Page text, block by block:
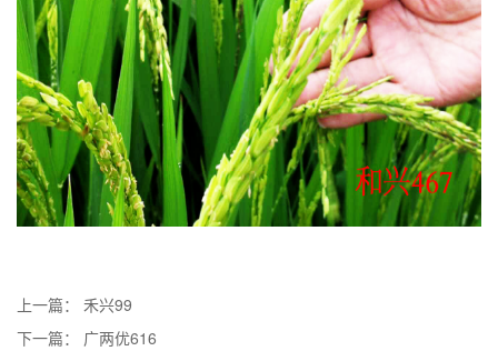
上一篇：
禾兴99
下一篇：
广两优616